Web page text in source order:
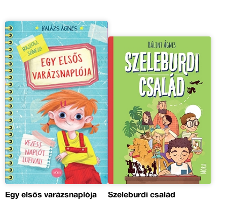
Egy elsős varázsnaplója Szeleburdi család